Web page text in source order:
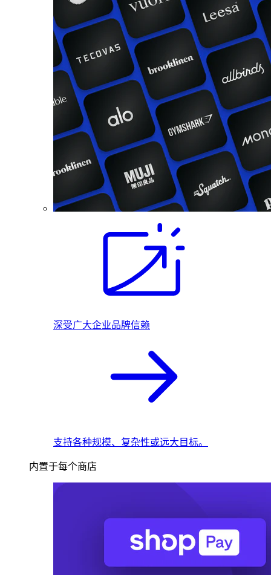
深受广大企业品牌信赖
支持各种规模、复杂性或远大目标。
内置于每个商店